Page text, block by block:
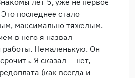
последнее стало
максимально тяжелым.
в него я назвал
работы. Немаленькую. Он
Я сказал — нет,
(как всегда и